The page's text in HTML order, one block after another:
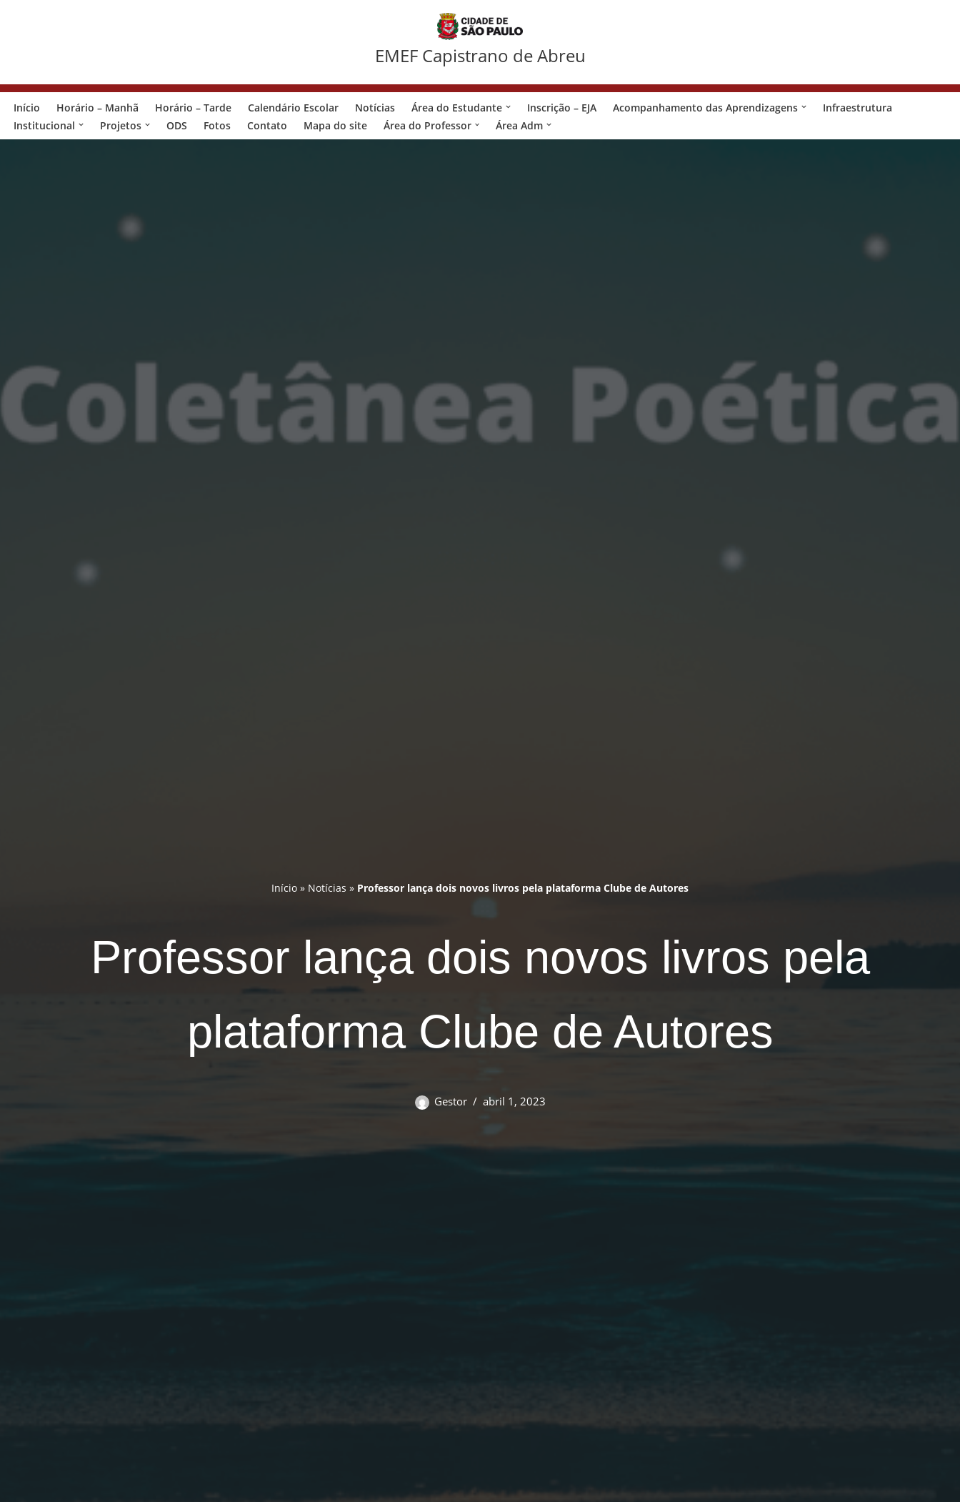
o
conteúdo
EMEF Capistrano de Abreu
Início Horário – Manhã Horário – Tarde Calendário Escolar Notícias Área do Estudante Inscrição – EJA Acompanhamento das Aprendizagens
Infraestrutura
Institucional
Projetos ODS Fotos Contato Mapa do site Área do Professor Área Adm
Início » Notícias » Professor lança dois novos livros pela plataforma Clube de Autores
Professor lança dois novos livros pela
plataforma Clube de Autores
Gestor abril 1, 2023